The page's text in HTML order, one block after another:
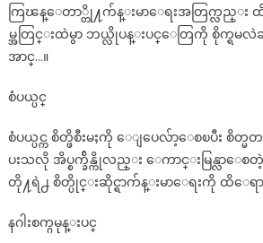
ကြၽန္ေတာ္တို႔က်န္းမာေရးအတြက္လည္း ထိ
မ္အတြင္းထဲမွာ ဘယ္လိုပန္းပင္ေတြကို စိုက္ရမ
အာင္…။
စံပယ္ပင္
စံပယ္ပင္က စိတ္ဖိစီးမႈကို ေျပေလ်ာ့ေစၿပီး စိတ္မ
ပးသလို အိပ္စက္ခ်ိန္ကိုလည္း ေကာင္းမြန္လာ
တို႔ရဲ႕ စိတ္ပိုင္းဆိုင္ရာက်န္းမာေရးကို ထိေရ
နဂါးစက္ဂမုန္းပင္